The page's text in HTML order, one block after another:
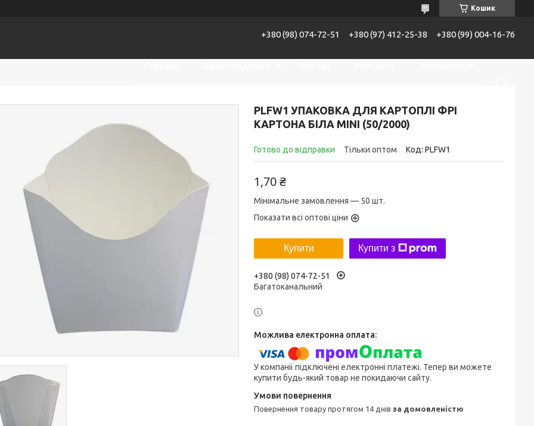
Кошик
+380 (98) 074-72-51 +380 (97) 412-25-38 +380 (99) 004-16-76
PLFW1 УПАКОВКА ДЛЯ КАРТОПЛІ ФРІ
КАРТОНА БІЛА MINI (50/2000)
Готово до відправки Тільки оптом Код: PLFW1
1,70 ₴
Мінімальне замовлення — 50 шт.
Показати всі оптові ціни
Купити Купити з
+380 (98) 074-72-51
Багатоканальний
У компанії підключені електронні платежі. Тепер ви можете
купити будь-який товар не покидаючи сайту.
повернення товару протягом 14 днів за домовленістю